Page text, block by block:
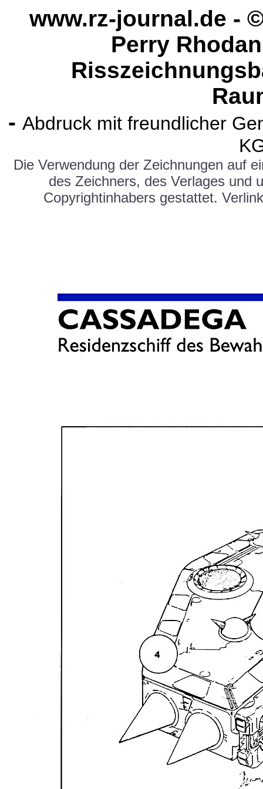
www.rz-journal.de -
Perry
- Abdruck mit freundlicher
Die Verwendung der Zeichnungen auf
des Zeichners, des Verlages und
Copyrightinhabers gestattet.